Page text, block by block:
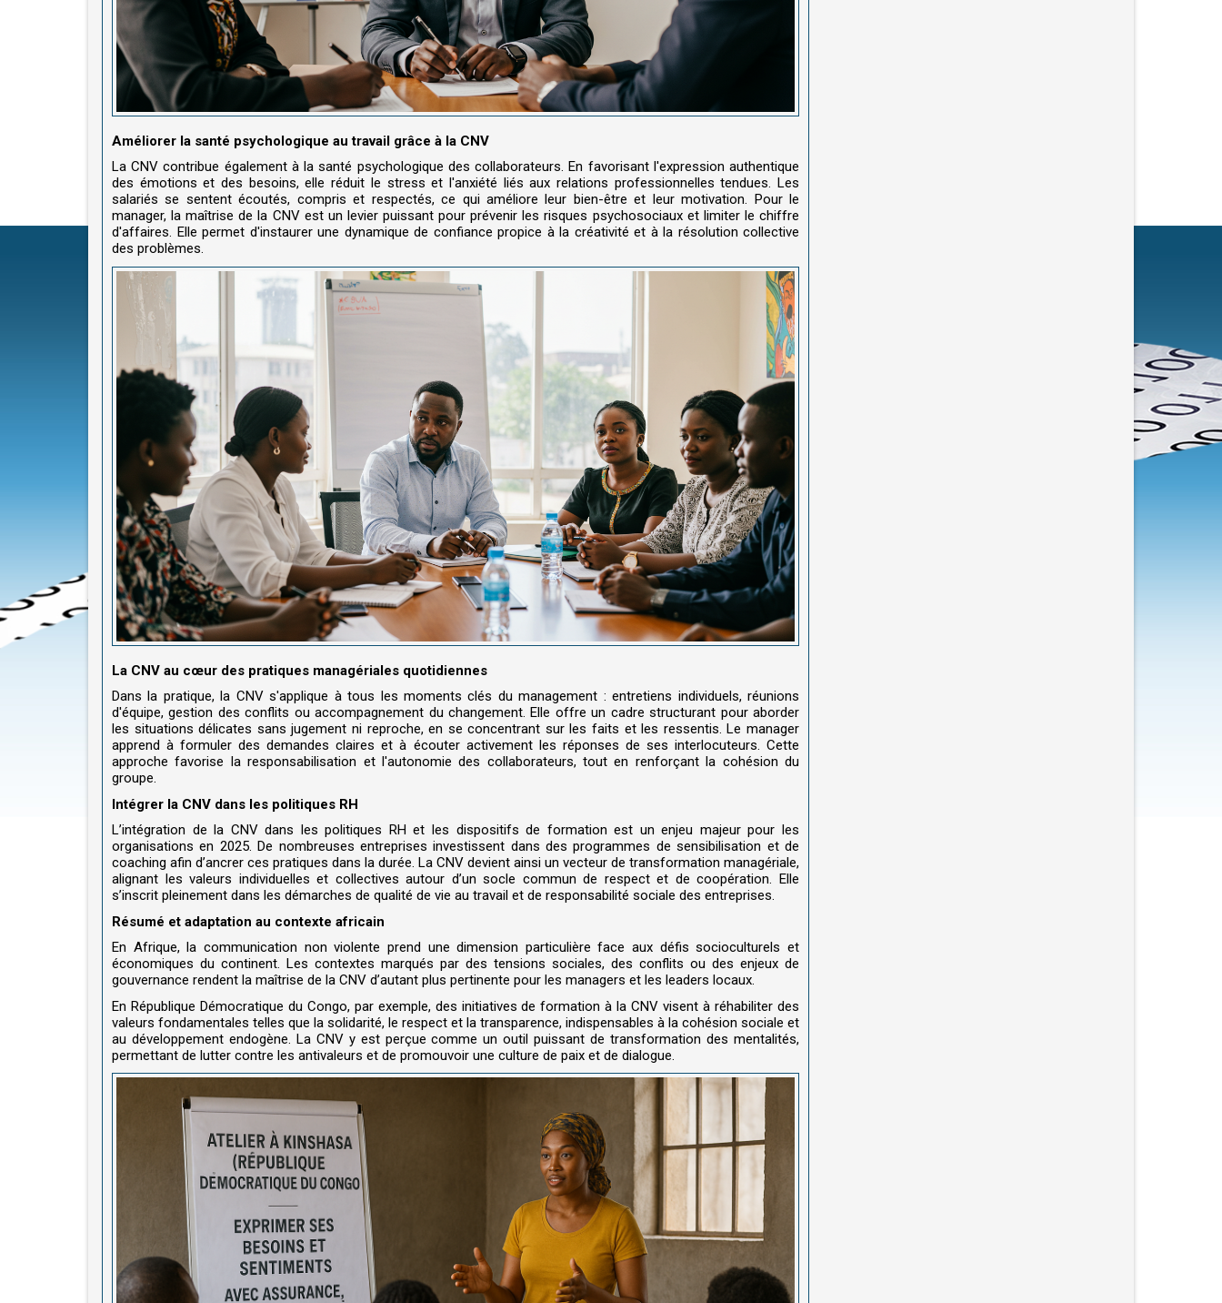
Améliorer la santé psychologique au travail grâce à la CNV
La CNV contribue également à la santé psychologique des collaborateurs. En favorisant l'expression authentique
des émotions et des besoins, elle réduit le stress et l'anxiété liés aux relations professionnelles tendues. Les
salariés se sentent écoutés, compris et respectés, ce qui améliore leur bien-être et leur motivation. Pour le
manager, la maîtrise de la CNV est un levier puissant pour prévenir les risques psychosociaux et limiter le chiffre
d'affaires. Elle permet d'instaurer une dynamique de confiance propice à la créativité et à la résolution collective
des problèmes.
La CNV au cœur des pratiques managériales quotidiennes
Dans la pratique, la CNV s'applique à tous les moments clés du management : entretiens individuels, réunions
d'équipe, gestion des conflits ou accompagnement du changement. Elle offre un cadre structurant pour aborder
les situations délicates sans jugement ni reproche, en se concentrant sur les faits et les ressentis. Le manager
apprend à formuler des demandes claires et à écouter activement les réponses de ses interlocuteurs. Cette
approche favorise la responsabilisation et l'autonomie des collaborateurs, tout en renforçant la cohésion du
groupe.
Intégrer la CNV dans les politiques RH
L’intégration de la CNV dans les politiques RH et les dispositifs de formation est un enjeu majeur pour les
organisations en 2025. De nombreuses entreprises investissent dans des programmes de sensibilisation et de
coaching afin d’ancrer ces pratiques dans la durée. La CNV devient ainsi un vecteur de transformation managériale,
alignant les valeurs individuelles et collectives autour d’un socle commun de respect et de coopération. Elle
s’inscrit pleinement dans les démarches de qualité de vie au travail et de responsabilité sociale des entreprises.
Résumé et adaptation au contexte africain
En Afrique, la communication non violente prend une dimension particulière face aux défis socioculturels et
économiques du continent. Les contextes marqués par des tensions sociales, des conflits ou des enjeux de
gouvernance rendent la maîtrise de la CNV d’autant plus pertinente pour les managers et les leaders locaux.
En République Démocratique du Congo, par exemple, des initiatives de formation à la CNV visent à réhabiliter des
valeurs fondamentales telles que la solidarité, le respect et la transparence, indispensables à la cohésion sociale et
au développement endogène. La CNV y est perçue comme un outil puissant de transformation des mentalités,
permettant de lutter contre les antivaleurs et de promouvoir une culture de paix et de dialogue.